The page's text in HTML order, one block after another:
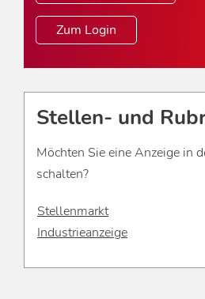
Zum Login
Stellen- und
Möchten Sie eine Anzeige in
schalten?
Stellenmarkt
Industrieanzeige